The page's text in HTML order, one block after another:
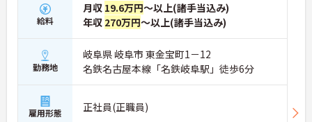
給料
月収 19.6万円～以上(諸手当込み)
年収 270万円～以上(諸手当込み)
勤務地
岐阜県 岐阜市 東金宝町1－12
名鉄名古屋本線「名鉄岐阜駅」徒歩6分
雇用形態 正社員(正職員)